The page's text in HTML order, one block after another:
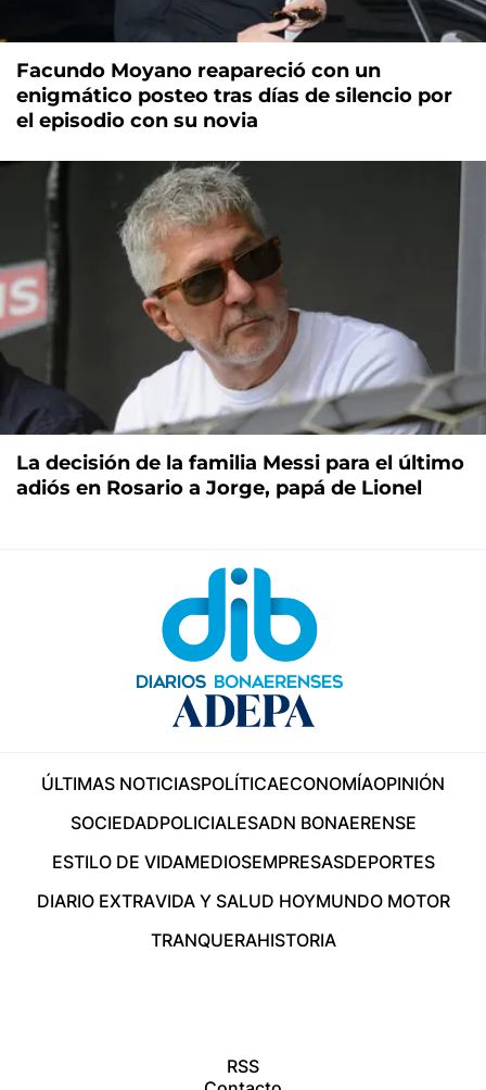
Facundo Moyano reapareció con un
enigmático posteo tras días de silencio por
el episodio con su novia
La decisión de la familia Messi para el último
adiós en Rosario a Jorge, papá de Lionel
ÚLTIMAS NOTICIASPOLÍTICAECONOMÍAOPINIÓN
SOCIEDADPOLICIALESADN BONAERENSE
ESTILO DE VIDAMEDIOSEMPRESASDEPORTES
DIARIO EXTRAVIDA Y SALUD HOYMUNDO MOTOR
TRANQUERAHISTORIA
RSS